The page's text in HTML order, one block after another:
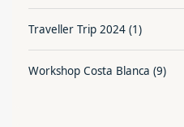
Traveller Trip 2024 (1)
Workshop Costa Blanca (9)